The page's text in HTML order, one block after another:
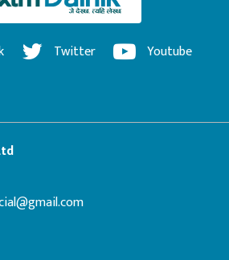
Twitter Youtube